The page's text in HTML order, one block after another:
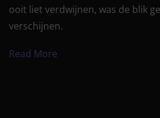
ooit liet verdwijnen, was de blik
verschijnen.
Read More